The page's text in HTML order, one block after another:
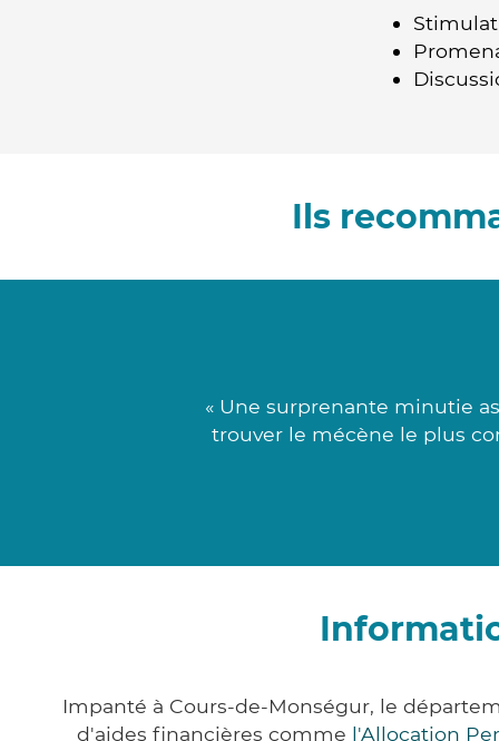
Ils
« Une surprenante minutie
trouver le mécène le plus
Impanté à Cours-de-Monségur, le
d'aides financières comme l'Allocation